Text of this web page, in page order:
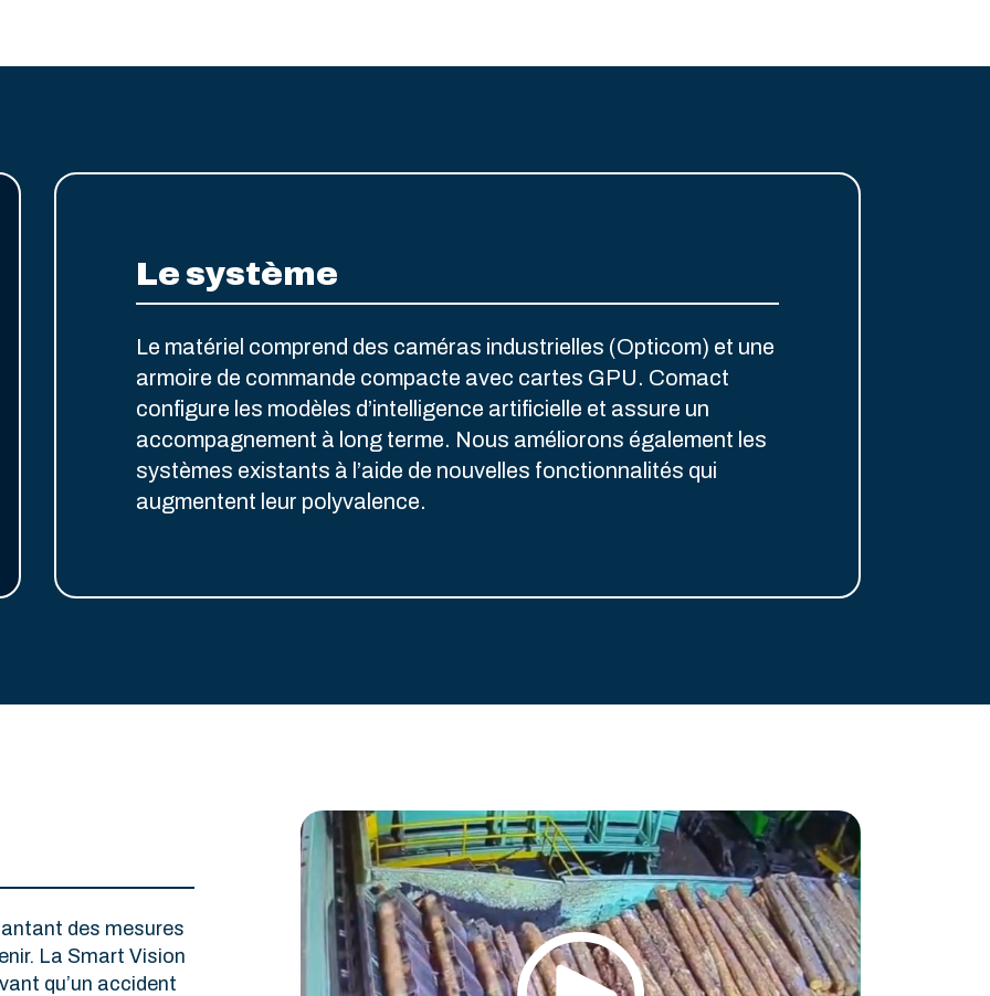
Le système
Le matériel comprend des caméras industrielles (Opticom) et une
armoire de commande compacte avec cartes GPU. Comact
configure les modèles d’intelligence artificielle et assure un
accompagnement à long terme. Nous améliorons également les
systèmes existants à l’aide de nouvelles fonctionnalités qui
augmentent leur polyvalence.
des mesures
La Smart Vision
qu’un accident